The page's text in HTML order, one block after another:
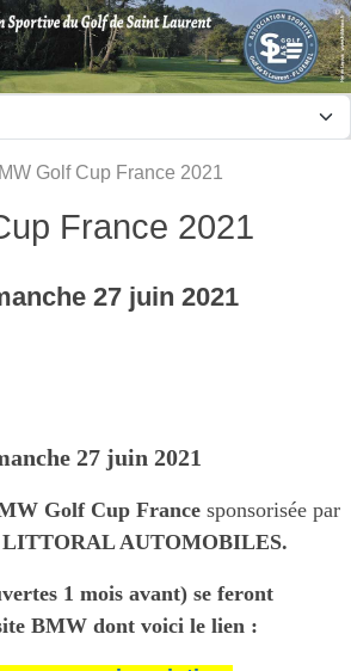
Golf Cup France 2021
France 2021
27 juin 2021
27 juin 2021
Golf Cup France sponsorisée par
LITTORAL AUTOMOBILES.
1 mois avant) se feront
BMW dont voici le lien :
cookies